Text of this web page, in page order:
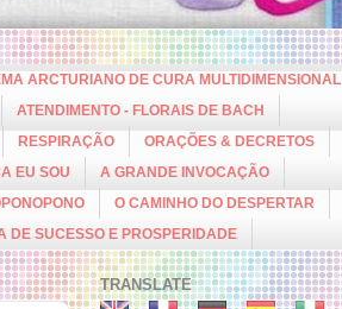
ARCTURIANO DE CURA MULTIDIMENSIONAL
ATENDIMENTO - FLORAIS DE BACH
RESPIRAÇÃO ORAÇÕES & DECRETOS
EU SOU
A GRANDE INVOCAÇÃO
O CAMINHO DO DESPERTAR
DE SUCESSO E PROSPERIDADE
TRANSLATE